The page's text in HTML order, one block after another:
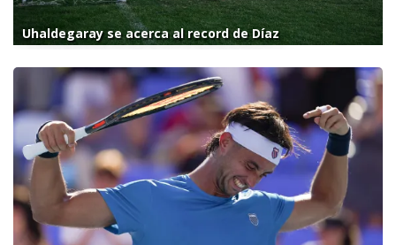
Uhaldegaray se acerca al record de Díaz